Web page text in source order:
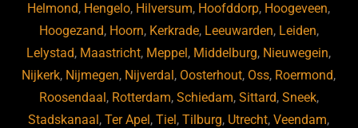
Helmond, Hengelo, Hilversum, Hoofddorp, Hoogeveen,
Hoogezand, Hoorn, Kerkrade, Leeuwarden, Leiden,
Lelystad, Maastricht, Meppel , Middelburg, Nieuwegein,
Nijkerk, Nijmegen, Nijverdal , Oosterhout, Oss, Roermond,
Roosendaal , Rotterdam, Schiedam, Sittard, Sneek,
Stadskanaal ,Ter Apel ,Tiel ,Tilburg, Utrecht,Veendam,